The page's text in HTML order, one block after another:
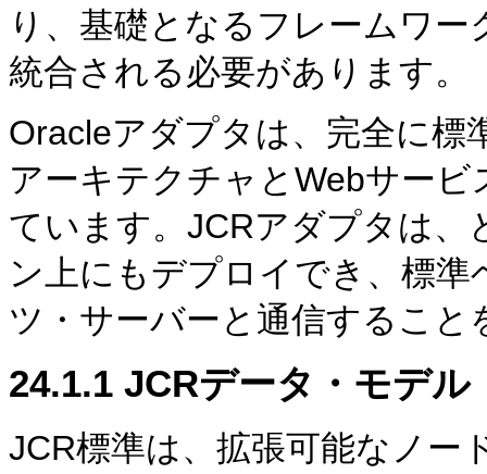
り、基礎となるフレームワ
統合される必要があります。
Oracleアダプタは、完全に標
アーキテクチャとWebサー
ています。JCRアダプタは、
ン上にもデプロイでき、標
ツ・サーバーと通信すること
24.1.1 JCRデータ・モデル
JCR標準は、拡張可能なノー